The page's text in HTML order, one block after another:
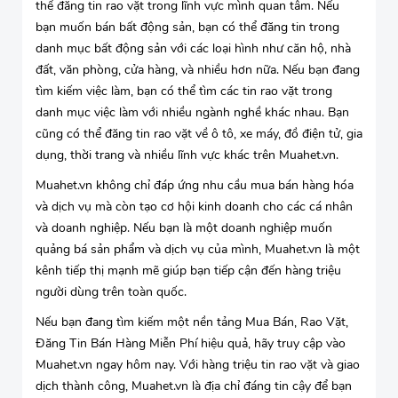
thể đăng tin rao vặt trong lĩnh vực mình quan tâm. Nếu
bạn muốn bán bất động sản, bạn có thể đăng tin trong
danh mục bất động sản với các loại hình như căn hộ, nhà
đất, văn phòng, cửa hàng, và nhiều hơn nữa. Nếu bạn đang
tìm kiếm việc làm, bạn có thể tìm các tin rao vặt trong
danh mục việc làm với nhiều ngành nghề khác nhau. Bạn
cũng có thể đăng tin rao vặt về ô tô, xe máy, đồ điện tử, gia
dụng, thời trang và nhiều lĩnh vực khác trên Muahet.vn.
Muahet.vn không chỉ đáp ứng nhu cầu mua bán hàng hóa
và dịch vụ mà còn tạo cơ hội kinh doanh cho các cá nhân
và doanh nghiệp. Nếu bạn là một doanh nghiệp muốn
quảng bá sản phẩm và dịch vụ của mình, Muahet.vn là một
kênh tiếp thị mạnh mẽ giúp bạn tiếp cận đến hàng triệu
người dùng trên toàn quốc.
Nếu bạn đang tìm kiếm một nền tảng Mua Bán, Rao Vặt,
Đăng Tin Bán Hàng Miễn Phí hiệu quả, hãy truy cập vào
Muahet.vn ngay hôm nay. Với hàng triệu tin rao vặt và giao
dịch thành công, Muahet.vn là địa chỉ đáng tin cậy để bạn